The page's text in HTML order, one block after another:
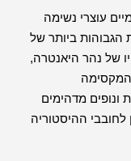
עוצרי נשימה
הגבוהות ביותר של
של נהר היאנטרה,
מדהימים
ההיסטוריה